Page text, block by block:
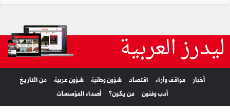
ليدرز العربية
أخبار مواقف وآراء اقتصاد شؤون وطنية شؤون عربية
من التاريخ
أدب وفنون
من يكون؟ أصداء المؤسسات